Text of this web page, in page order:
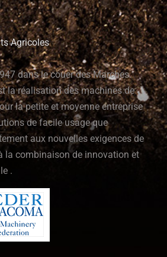
Agricoles
dans le couer des Marches.
la réalisation des machines de
la petite et moyenne entreprise
de facile usage que
aux nouvelles exigences de
la combinaison de innovation et
.